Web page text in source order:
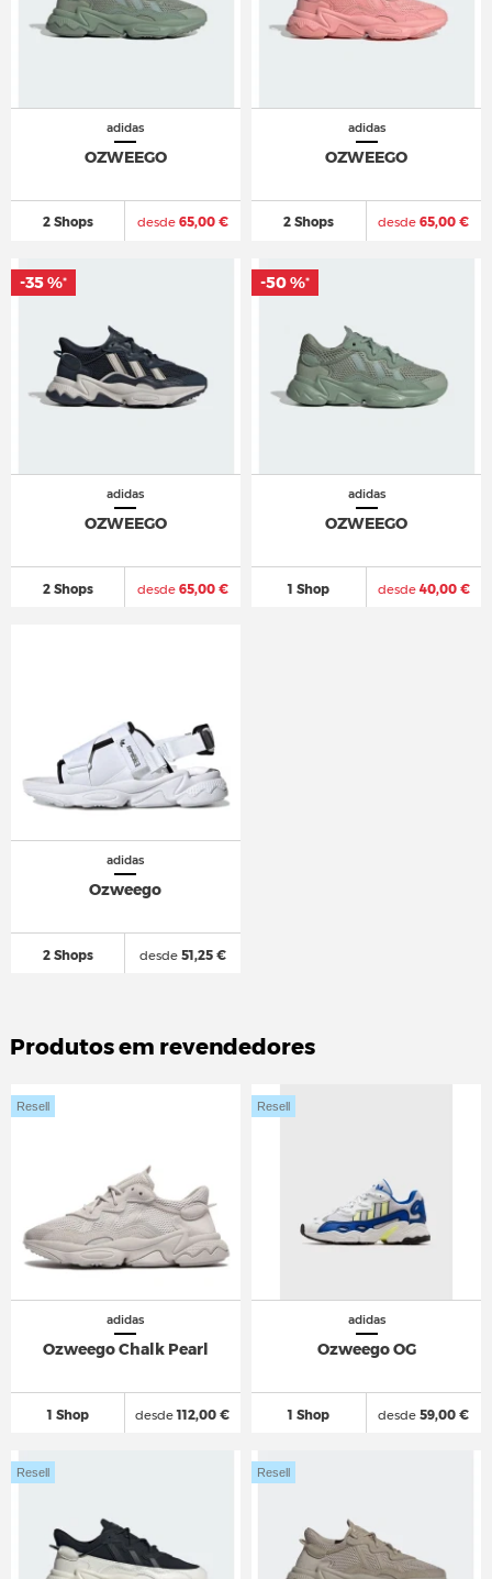
adidas
OZWEEGO
2 Shops desde65,00 €
adidas
OZWEEGO
2 Shops desde 65,00 €
adidas
OZWEEGO
2 Shops desde65,00 €
-35 %*
adidas
OZWEEGO
1 Shop desde40,00 €
-50 %*
adidas
Ozweego
2 Shops desde51,25 €
Produtos em revendedores
adidas
Ozweego Chalk Pearl
1 Shop
Resell
desde112,00 €
adidas
Ozweego OG
1 Shop
Resell
desde 59,00 €
Resell Resell